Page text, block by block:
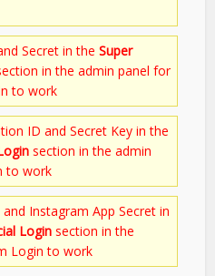
Secret in theSuper
in the admin panel for
to work
ID and Secret Key in the
section in the admin
to work
Instagram App Secret in
Login section in the
Login to work